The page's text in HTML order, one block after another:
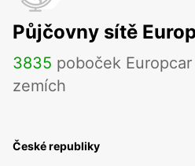
Půjčovny sítě
3835 poboček
zemích
České republiky